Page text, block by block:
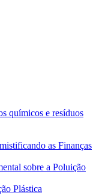
químicos e resíduos
as Finanças
sobre a Poluição
Plástica